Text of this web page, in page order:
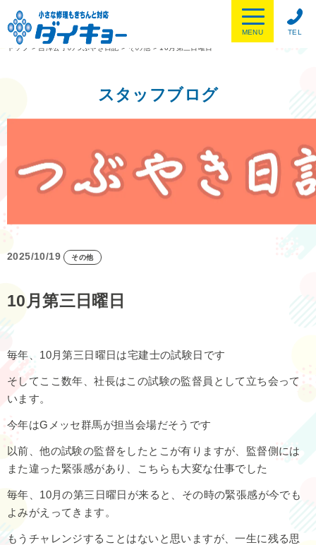
TEL
MENU
トップ
> 吉澤公子のつぶやき日記 > その他 > 10月第三日曜日
スタッフブログ
2025/10/19 その他
10月第三日曜日
毎年、10月第三日曜日は宅建士の試験日です
そしてここ数年、社長はこの試験の監督員として立ち会って
います。
今年はGメッセ群馬が担当会場だそうです
以前、他の試験の監督をしたとこが有りますが、監督側には
また違った緊張感があり、こちらも大変な仕事でした
毎年、10月の第三日曜日が来ると、その時の緊張感が今でも
よみがえってきます。
もうチャレンジすることはないと思いますが、一生に残る思